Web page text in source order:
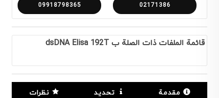
02171386
09918798365
قائمة الملفات ذات الصلة ب dsDNA Elisa 192T
مقدمة تحديد نظرات